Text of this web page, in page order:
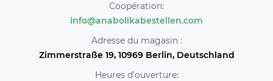
Coopération:
info@anabolikabestellen.com
Adresse du magasin :
Zimmerstraße 19, 10969 Berlin, Deutschland
Heures d'ouverture: